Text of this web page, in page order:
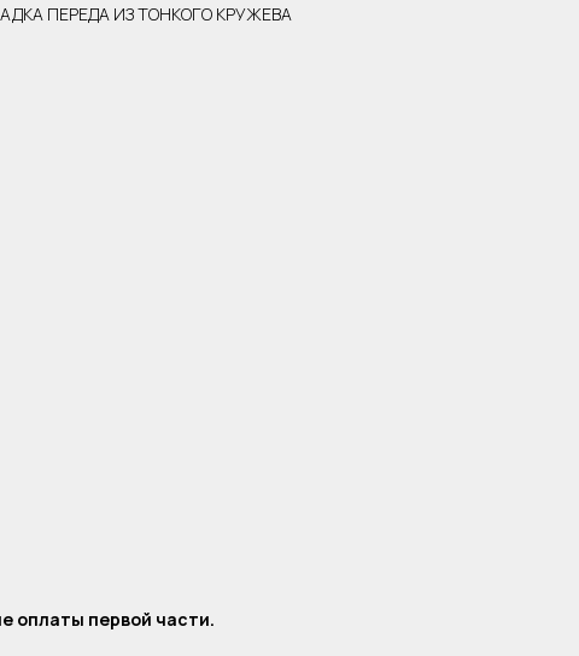
ПЕРЕДА ИЗ ТОНКОГО КРУЖЕВА
оплаты первой части.